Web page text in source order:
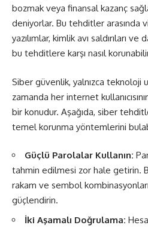
bozmak veya finansal kazanç
deniyorlar. Bu tehditler arasında
yazılımlar, kimlik avı saldırıları ve
bu tehditlere karşı nasıl
Siber güvenlik, yalnızca teknoloji
zamanda her internet
bir konudur. Aşağıda, siber
temel korunma yöntemlerini
Güçlü Parolalar Kullanın:
tahmin edilmesi zor hale getirin.
rakam ve sembol
güçlendirin.
İki Aşamalı Doğrulama: